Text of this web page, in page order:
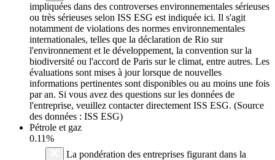
impliquées dans des controverses environnementales sérieuses
ou très sérieuses selon ISS ESG est indiquée ici. Il s'agit
notamment de violations des normes environnementales
internationales, telles que la déclaration de Rio sur
l'environnement et le développement, la convention sur la
biodiversité ou l'accord de Paris sur le climat, entre autres. Les
évaluations sont mises à jour lorsque de nouvelles
informations pertinentes sont disponibles ou au moins une fois
par an. Si vous avez des questions sur les données de
l'entreprise, veuillez contacter directement ISS ESG. (Source
des données : ISS ESG)
Pétrole et gaz
0.11%
La pondération des entreprises figurant dans la